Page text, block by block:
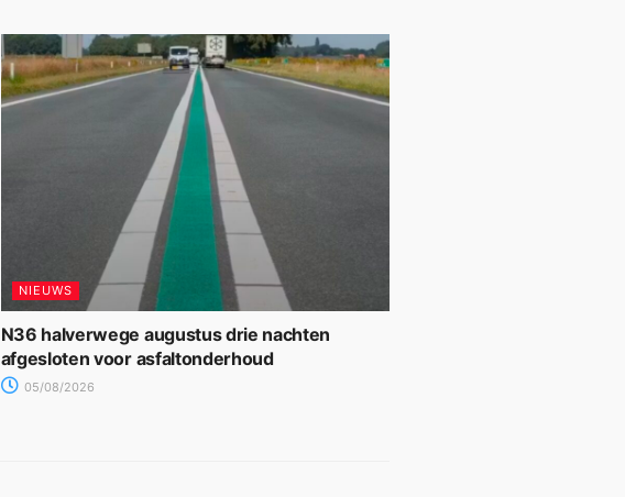
NIEUWS
N36 halverwege augustus drie nachten
afgesloten voor asfaltonderhoud
05/08/2026